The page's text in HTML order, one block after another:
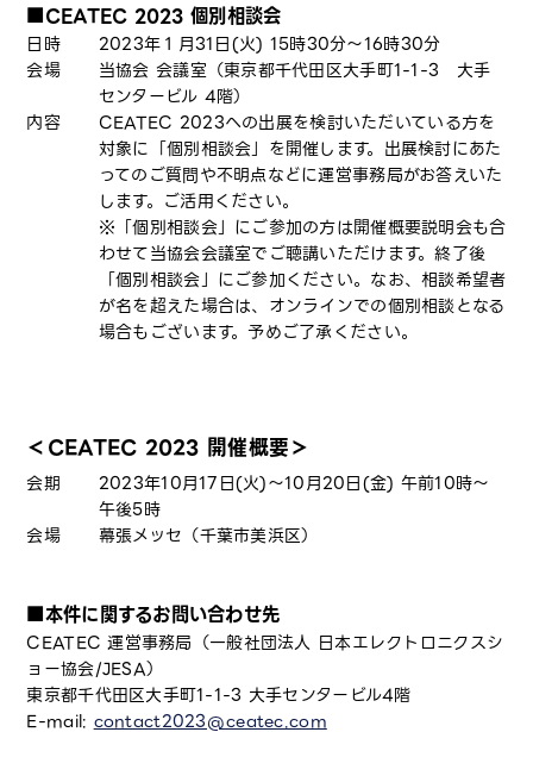
■CEATEC 2023 個別相談会
日時
2023年１月31日(火) 15時30分～16時30分
会場
当協会 会議室（東京都千代田区大手町1-1-3 大手
センタービル 4階）
内容
CEATEC 2023への出展を検討いただいている方を
対象に「個別相談会」を開催します。出展検討にあた
ってのご質問や不明点などに運営事務局がお答えいた
します。ご活用ください。
※「個別相談会」にご参加の方は開催概要説明会も合
わせて当協会会議室でご聴講いただけます。終了後
「個別相談会」にご参加ください。なお、相談希望者
が名を超えた場合は、オンラインでの個別相談となる
場合もございます。予めご了承ください。
＜CEATEC 2023 開催概要＞
会期
2023年10月17日(火)～10月20日(金) 午前10時〜
午後5時
会場
幕張メッセ（千葉市美浜区）
■本件に関するお問い合わせ先
CEATEC 運営事務局（一般社団法人 日本エレクトロニクスシ
ョー協会/JESA）
東京都千代田区大手町1-1-3 大手センタービル4階
E-mail: contact2023@ceatec.com